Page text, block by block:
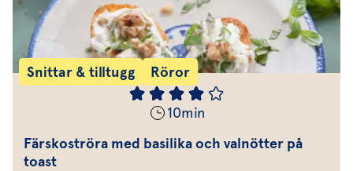
Snittar & tilltugg Röror
10min
Färskoströra med basilika och valnötter på
toast